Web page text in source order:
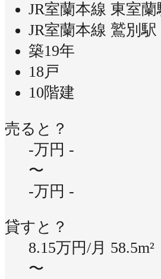
JR室蘭本線 東室
JR室蘭本線 鷲別駅
築19年
18戸
10階建
売ると？
-万円 -
〜
-万円 -
貸すと？
8.15万円/月 58.5m²
〜